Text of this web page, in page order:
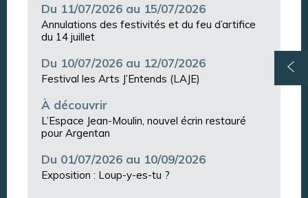
Du 11/07/2026 au 15/07/2026
Annulations des festivités et du feu d’artifice
du 14 juillet
Du 10/07/2026 au 12/07/2026
Festival les Arts J’Entends (LAJE)
À découvrir
L’Espace Jean-Moulin, nouvel écrin restauré
pour Argentan
Du 01/07/2026 au 10/09/2026
Exposition : Loup-y-es-tu ?